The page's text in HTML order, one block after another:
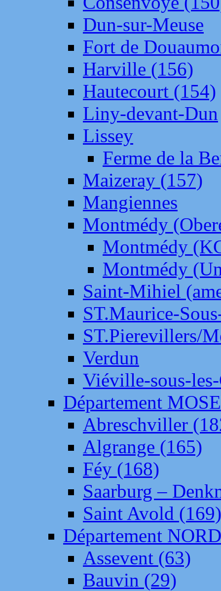
Dun-sur-Meuse
Fort de
Harville (156)
Hautecourt (154)
Liny-devant-Dun
Lissey
Ferme de la
Maizeray (157)
Mangiennes
Montmédy
Montmédy
Montmédy
Saint-Mihiel
ST.Maurice-
ST.Pierevillers/
Verdun
Viéville-sous-
Département
Abreschviller
Algrange (165)
Féy (168)
Saarburg –
Saint Avold (169)
Département NORD
Assevent (63)
Bauvin (29)